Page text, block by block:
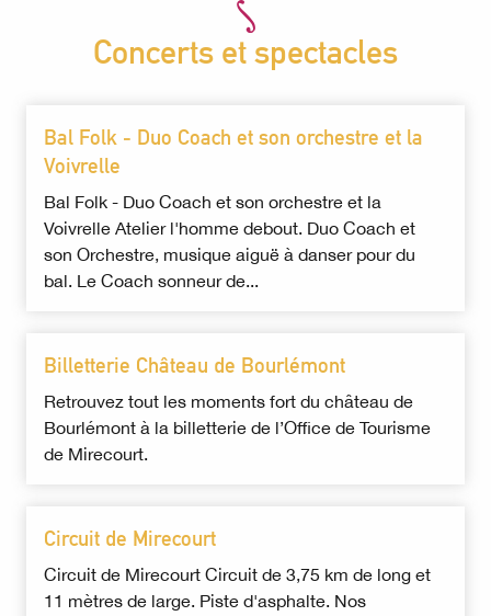
Concerts et spectacles
Bal Folk - Duo Coach et son orchestre et la
Voivrelle
Bal Folk - Duo Coach et son orchestre et la
Voivrelle Atelier l'homme debout. Duo Coach et
son Orchestre, musique aiguë à danser pour du
bal. Le Coach sonneur de...
Billetterie Château de Bourlémont
Retrouvez tout les moments fort du château de
Bourlémont à la billetterie de l’Office de Tourisme
de Mirecourt.
Circuit de Mirecourt
Circuit de Mirecourt Circuit de 3,75 km de long et
11 mètres de large. Piste d'asphalte. Nos